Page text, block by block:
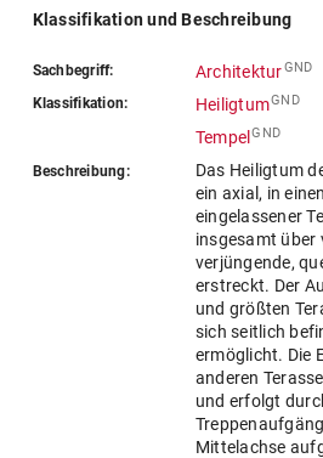
Klassifikation und Beschreibung
Sachbegriff: ArchitekturGND
Klassifikation: HeiligtumGND
Tempel GND
Beschreibung:
Das Heiligtum
ein axial, in
eingelassener
insgesamt über
verjüngende,
erstreckt. Der
und größten
sich seitlich
ermöglicht. Die
anderen
und erfolgt
Mittelachse